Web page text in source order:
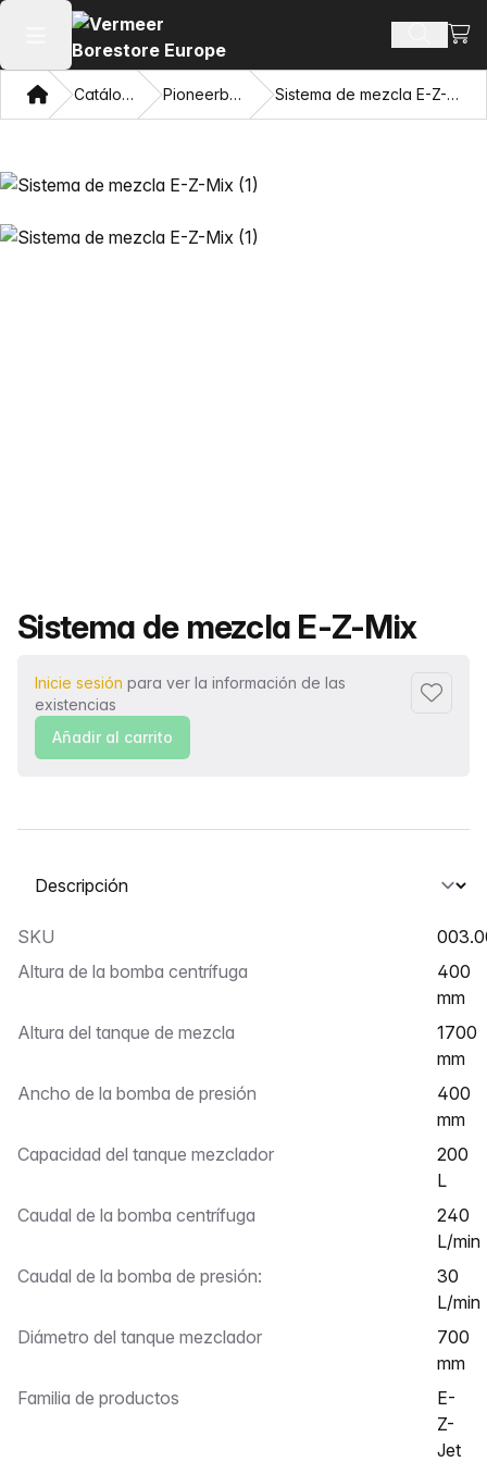
Abrir menú principal Buscar
Ver
Hogar Catálogo Pioneerbore Sistema de mezcla E-Z-Mix
Nombre del producto
Sistema de mezcla E-Z-Mix
Inicie sesión para ver la información de las
existencias
Añadir
Añadir al carrito
Seleccione una pestaña
SKU
Altura de la bomba centrífuga
400
mm
Altura del tanque de mezcla
1700
mm
Ancho de la bomba de presión
400
mm
Capacidad del tanque mezclador
200
L
Caudal de la bomba centrífuga
240
L/min
Caudal de la bomba de presión:
30
L/min
Diámetro del tanque mezclador
700
mm
Familia de productos
E-
Z-
Jet